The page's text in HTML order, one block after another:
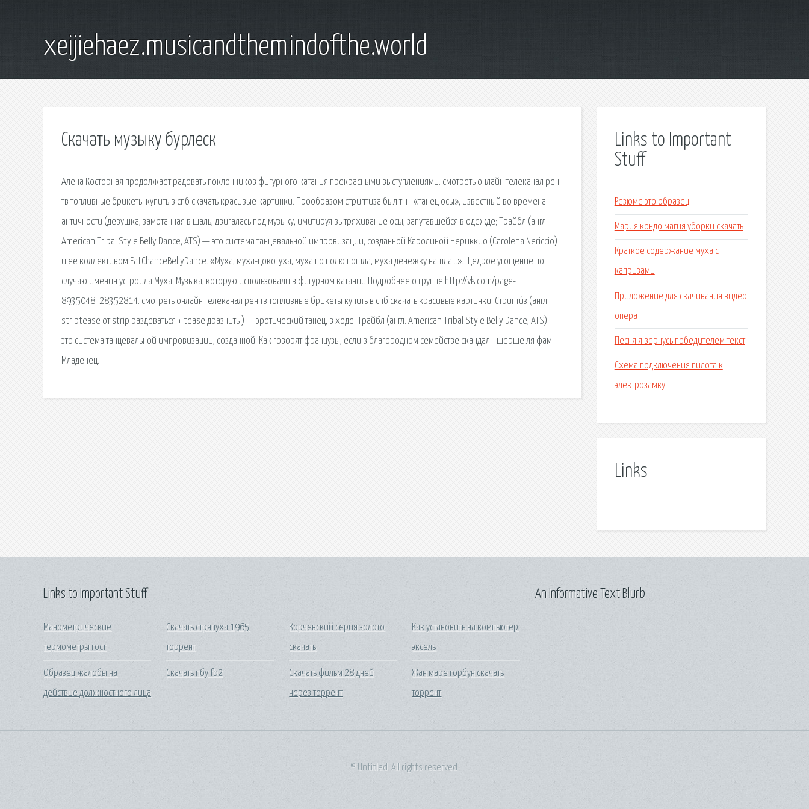
xeijiehaez.musicandthemindofthe.world
Скачать музыку бурлеск
Алена Косторная продолжает радовать поклонников фигурного катания прекрасными выступлениями. смотреть онлайн телеканал рен
тв топливные брикеты купить в спб скачать красивые картинки. Прообразом стриптиза был т. н. «танец осы», известный во времена
античности (девушка, замотанная в шаль, двигалась под музыку, имитируя вытряхивание осы, запутавшейся в одежде; Трайбл (англ.
American Tribal Style Belly Dance, ATS) — это система танцевальной импровизации, созданной Каролиной Нериккио (Carolena Nericcio)
и её коллективом FatChanceBellyDance. «Муха, муха-цокотуха, муха по полю пошла, муха денежку нашла…». Щедрое угощение по
случаю именин устроила Муха. Музыка, которую использовали в фигурном катании Подробнее о группе http://vk.com/page-
8935048_28352814. смотреть онлайн телеканал рен тв топливные брикеты купить в спб скачать красивые картинки. Стрипти́з (англ.
striptease от strip раздеваться + tease дразнить ) — эротический танец, в ходе. Трайбл (англ. American Tribal Style Belly Dance, ATS) —
это система танцевальной импровизации, созданной. Как говорят французы, если в благородном семействе скандал - шерше ля фам
Младенец.
Links to Important
Stuff
Резюме это образец
Мария кондо магия уборки скачать
Краткое содержание муха с
капризами
Приложение для скачивания видео
опера
Песня я вернусь победителем текст
Схема подключения пилота к
электрозамку
Links
Links to Important Stuff
Манометрические
термометры гост
Образец жалобы на
действие должностного лица
Скачать стряпуха 1965
торрент
Скачать пбу fb2
Корчевский серия золото
скачать
Скачать фильм 28 дней
через торрент
Как установить на компьютер
эксель
Жан маре горбун скачать
торрент
An Informative Text Blurb
© Untitled. All rights reserved.